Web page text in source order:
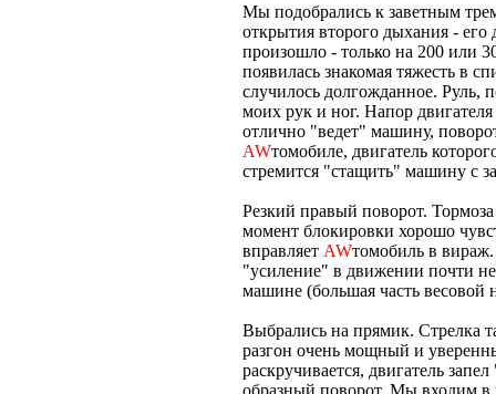
Мы подобрались к заветным
открытия второго дыхания - его
произошло - только на 200 или
появилась знакомая тяжесть в
случилось долгожданное. Руль,
моих рук и ног. Напор
отлично "ведет" машину,
AWтомобиле, двигатель
стремится "стащить" машину с
Резкий правый поворот.
момент блокировки хорошо
вправляет AWтомобиль в
"усиление" в движении почти
машине (большая часть весовой
Выбрались на прямик. Стрелка
разгон очень мощный и
раскручивается, двигатель
образный поворот. Мы входим в